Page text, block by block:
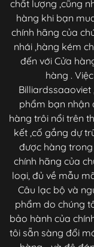
chất lượng ,cũng
hàng khi bạn
chính hãng của
nhái ,hàng kém
đến với Cửa
hàng .
Billiardssaaoviet
phẩm bạn nhận
hàng trôi nổi trên
kết ,cố gắng dự
được hàng
chính hãng của
loại, đủ về mẫu
Câu lạc bộ và
phẩm do chúng
bảo hành của
tôi sẵn sàng đổi